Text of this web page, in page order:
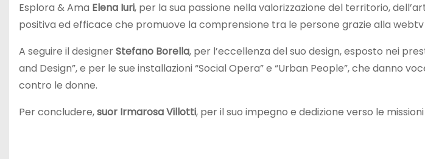
Esplora & Ama Elena Iuri, per la sua passione nella valorizzazione del territorio,
positiva ed efficace che promuove la comprensione tra le persone grazie alla webtv
A seguire il designerStefano Borella, per l’eccellenza del suo design, esposto nei
and Design”, e per le sue installazioni “Social Opera” e “Urban People”, che danno
contro le donne.
Per concludere,suor Irmarosa Villotti, per il suo impegno e dedizione verso le